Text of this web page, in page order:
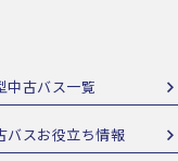
中古バス一覧
バスお役立ち情報